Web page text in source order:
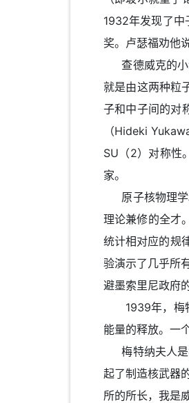
1932年发现了中
奖。卢瑟福劝他
查德威克的小
就是由这两种粒
子和中子间的对
（Hideki
SU（2）对称性
家。
原子核物理学
理论兼修的全才
统计相对应的规
验演示了几乎所
避墨索里尼政府
1939年，梅特
能量的释放。一
梅特纳夫人是
起了制造核武器
所的所长，我是